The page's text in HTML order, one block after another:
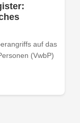
auf das
(VwbP)